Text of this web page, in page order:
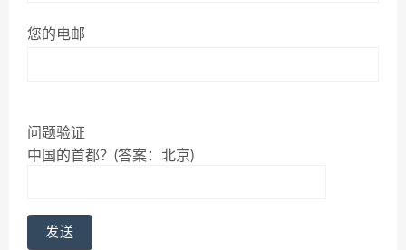
您的电邮
问题验证
中国的首都？(答案：北京)